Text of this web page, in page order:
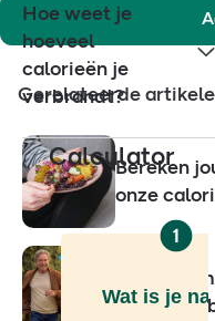
Hoe weet je
hoeveel
calorieën je
verbrandt?
Calculator
Gerelateerde
Bereken
onze
Wat is je
kan je het